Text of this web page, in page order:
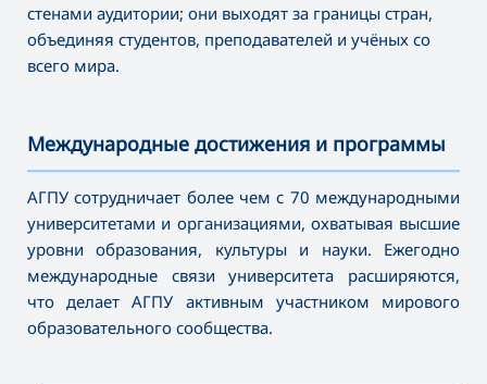
стенами аудитории; они выходят за границы стран,
объединяя студентов, преподавателей и учёных со
всего мира.
Международные достижения и программы
АГПУ сотрудничает более чем с 70 международными
университетами и организациями, охватывая высшие
уровни образования, культуры и науки. Ежегодно
международные связи университета расширяются,
что делает АГПУ активным участником мирового
образовательного сообщества.